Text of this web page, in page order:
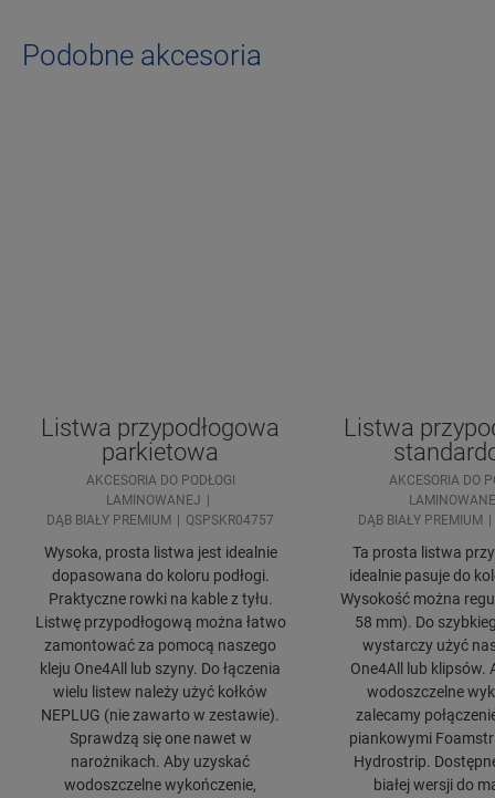
Podobne akcesoria
Listwa przypodłogowa
parkietowa
AKCESORIA DO PODŁOGI
LAMINOWANEJ
DĄB BIAŁY PREMIUM
QSPSKR04757
Wysoka, prosta listwa jest idealnie
dopasowana do koloru podłogi.
Praktyczne rowki na kable z tyłu.
Listwę przypodłogową można łatwo
zamontować za pomocą naszego
kleju One4All lub szyny. Do łączenia
wielu listew należy użyć kołków
NEPLUG (nie zawarto w zestawie).
Sprawdzą się one nawet w
narożnikach. Aby uzyskać
wodoszczelne wykończenie,
Listwa
AKCESORIA DO
DĄB BIAŁY PREMIUM
Ta prosta listwa
idealnie pasuje do
Wysokość można
58 mm). Do
wystarczy użyć
One4All lub klipsów.
wodoszczelne
zalecamy
piankowymi
Hydrostrip.
białej wersji do